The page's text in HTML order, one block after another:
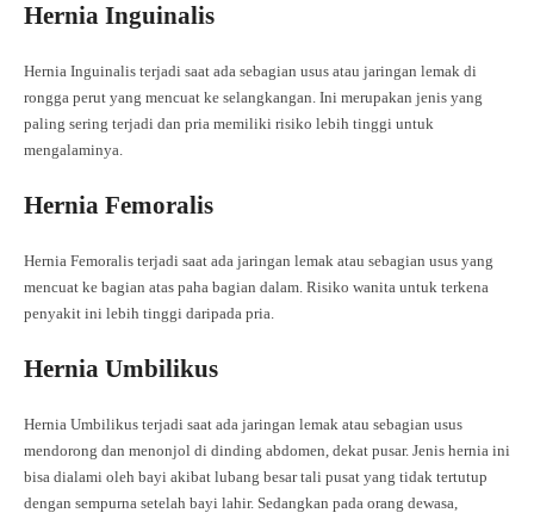
Hernia Inguinalis
Hernia Inguinalis terjadi saat ada sebagian usus atau jaringan lemak di
rongga perut yang mencuat ke selangkangan. Ini merupakan jenis yang
paling sering terjadi dan pria memiliki risiko lebih tinggi untuk
mengalaminya.
Hernia Femoralis
Hernia Femoralis terjadi saat ada jaringan lemak atau sebagian usus yang
mencuat ke bagian atas paha bagian dalam. Risiko wanita untuk terkena
penyakit ini lebih tinggi daripada pria.
Hernia Umbilikus
Hernia Umbilikus terjadi saat ada jaringan lemak atau sebagian usus
mendorong dan menonjol di dinding abdomen, dekat pusar. Jenis hernia ini
bisa dialami oleh bayi akibat lubang besar tali pusat yang tidak tertutup
dengan sempurna setelah bayi lahir. Sedangkan pada orang dewasa,